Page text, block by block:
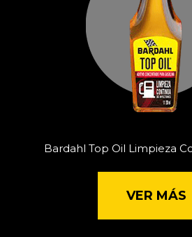
Bardahl Top Oil Limpieza
VER MÁS